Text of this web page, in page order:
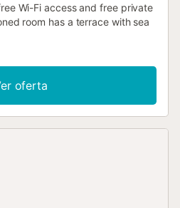
Wi-Fi access and free private
room has a terrace with sea
oferta